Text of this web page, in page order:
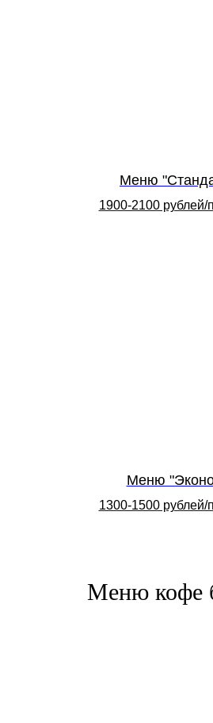
Меню
1900-2100 рублей/
Меню
1300-1500 рублей/
Меню кофе